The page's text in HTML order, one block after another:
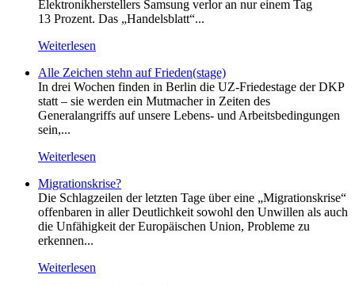
Elektronikherstellers Samsung verlor an nur einem Tag
13 Prozent. Das „Handelsblatt“...
Weiterlesen
Alle Zeichen stehn auf Frieden(stage)
In drei Wochen finden in Berlin die UZ-Friedestage der DKP
statt – sie werden ein Mutmacher in Zeiten des
Generalangriffs auf unsere Lebens- und Arbeitsbedingungen
sein,...
Weiterlesen
Migrationskrise?
Die Schlagzeilen der letzten Tage über eine „Migrationskrise“
offenbaren in aller Deutlichkeit sowohl den Unwillen als auch
die Unfähigkeit der Europäischen Union, Probleme zu
erkennen...
Weiterlesen